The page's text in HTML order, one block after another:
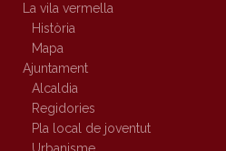
La vila vermella
Història
Mapa
Ajuntament
Alcaldia
Regidories
Pla local de joventut